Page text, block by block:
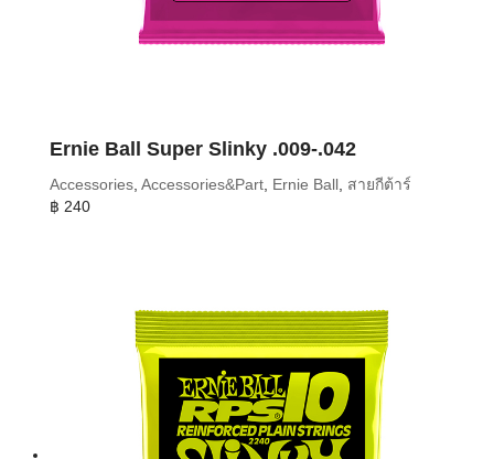
Ernie Ball Super Slinky .009-.042
Accessories, Accessories&Part, Ernie Ball, สายกีต้าร์
฿ 240